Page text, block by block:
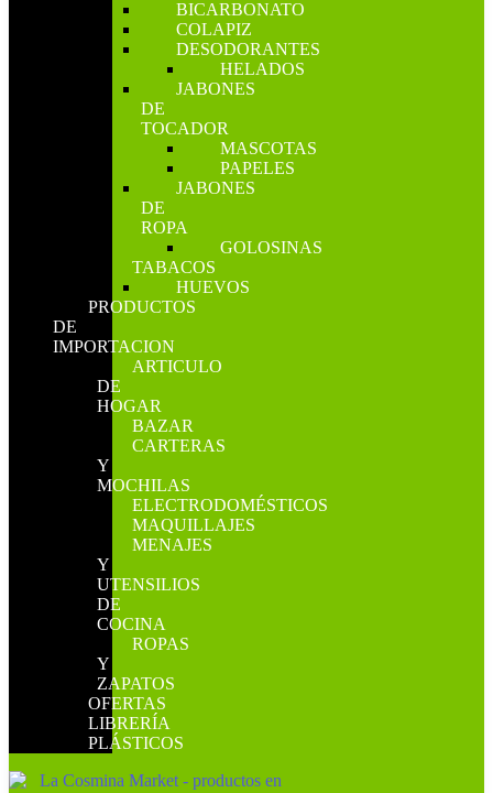
BICARBONATO
COLAPIZ
DESODORANTES
HELADOS
JABONES
DE
TOCADOR
MASCOTAS
PAPELES
JABONES
DE
ROPA
GOLOSINAS
TABACOS
HUEVOS
PRODUCTOS
DE
IMPORTACION
ARTICULO
DE
HOGAR
BAZAR
CARTERAS
Y
MOCHILAS
ELECTRODOMÉSTICOS
MAQUILLAJES
MENAJES
Y
UTENSILIOS
DE
COCINA
ROPAS
Y
ZAPATOS
OFERTAS
LIBRERÍA
PLÁSTICOS